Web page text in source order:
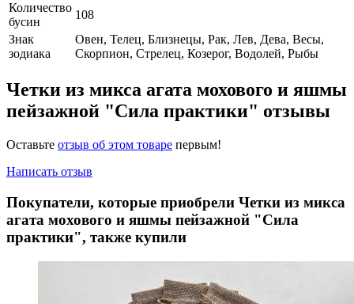
Количество
бусин
108
Знак
зодиака
Овен, Телец, Близнецы, Рак, Лев, Дева, Весы,
Скорпион, Стрелец, Козерог, Водолей, Рыбы
Четки из микса агата мохового и яшмы
пейзажной "Сила практики" отзывы
Оставьте отзыв об этом товаре первым!
Написать отзыв
Покупатели, которые приобрели Четки из микса
агата мохового и яшмы пейзажной "Сила
практики", также купили